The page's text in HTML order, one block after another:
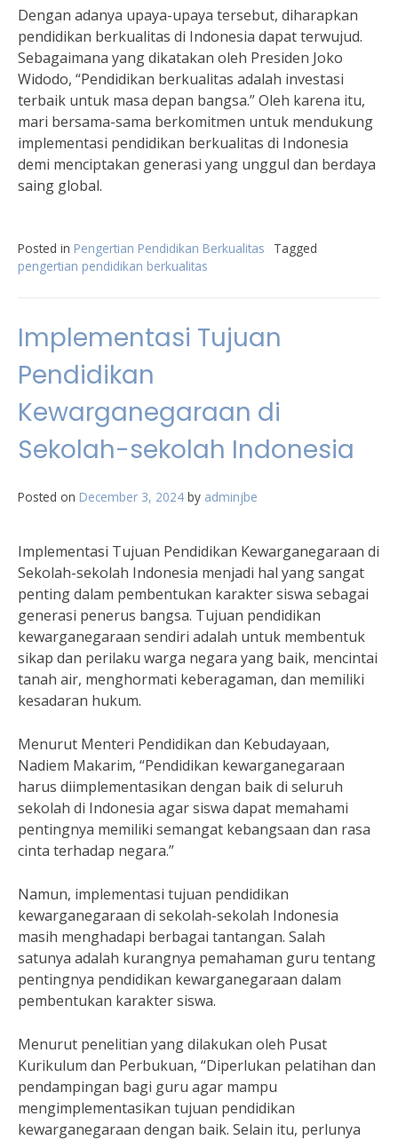
Dengan adanya upaya-upaya tersebut, diharapkan
pendidikan berkualitas di Indonesia dapat terwujud.
Sebagaimana yang dikatakan oleh Presiden Joko
Widodo, “Pendidikan berkualitas adalah investasi
terbaik untuk masa depan bangsa.” Oleh karena itu,
mari bersama-sama berkomitmen untuk mendukung
implementasi pendidikan berkualitas di Indonesia
demi menciptakan generasi yang unggul dan berdaya
saing global.
Posted in Pengertian Pendidikan Berkualitas
Tagged
pengertian pendidikan berkualitas
Implementasi Tujuan
Pendidikan
Kewarganegaraan di
Sekolah-sekolah Indonesia
Posted on December 3, 2024 by adminjbe
Implementasi Tujuan Pendidikan Kewarganegaraan di
Sekolah-sekolah Indonesia menjadi hal yang sangat
penting dalam pembentukan karakter siswa sebagai
generasi penerus bangsa. Tujuan pendidikan
kewarganegaraan sendiri adalah untuk membentuk
sikap dan perilaku warga negara yang baik, mencintai
tanah air, menghormati keberagaman, dan memiliki
kesadaran hukum.
Menurut Menteri Pendidikan dan Kebudayaan,
Nadiem Makarim, “Pendidikan kewarganegaraan
harus diimplementasikan dengan baik di seluruh
sekolah di Indonesia agar siswa dapat memahami
pentingnya memiliki semangat kebangsaan dan rasa
cinta terhadap negara.”
Namun, implementasi tujuan pendidikan
kewarganegaraan di sekolah-sekolah Indonesia
masih menghadapi berbagai tantangan. Salah
satunya adalah kurangnya pemahaman guru tentang
pentingnya pendidikan kewarganegaraan dalam
pembentukan karakter siswa.
Menurut penelitian yang dilakukan oleh Pusat
Kurikulum dan Perbukuan, “Diperlukan pelatihan dan
pendampingan bagi guru agar mampu
mengimplementasikan tujuan pendidikan
kewarganegaraan dengan baik. Selain itu, perlunya